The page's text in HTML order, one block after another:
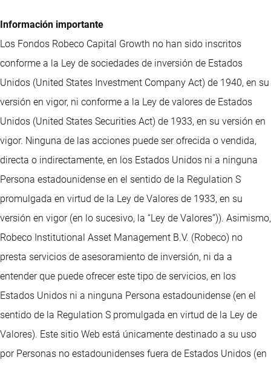
Información importante
Los Fondos Robeco Capital Growth no han sido inscritos
conforme a la Ley de sociedades de inversión de Estados
Unidos (United States Investment Company Act) de 1940, en su
versión en vigor, ni conforme a la Ley de valores de Estados
Unidos (United States Securities Act) de 1933, en su versión en
vigor. Ninguna de las acciones puede ser ofrecida o vendida,
directa o indirectamente, en los Estados Unidos ni a ninguna
Persona estadounidense en el sentido de la Regulation S
promulgada en virtud de la Ley de Valores de 1933, en su
versión en vigor (en lo sucesivo, la “Ley de Valores”)). Asimismo,
Robeco Institutional Asset Management B.V. (Robeco) no
presta servicios de asesoramiento de inversión, ni da a
entender que puede ofrecer este tipo de servicios, en los
Estados Unidos ni a ninguna Persona estadounidense (en el
sentido de la Regulation S promulgada en virtud de la Ley de
Valores). Este sitio Web está únicamente destinado a su uso
por Personas no estadounidenses fuera de Estados Unidos (en